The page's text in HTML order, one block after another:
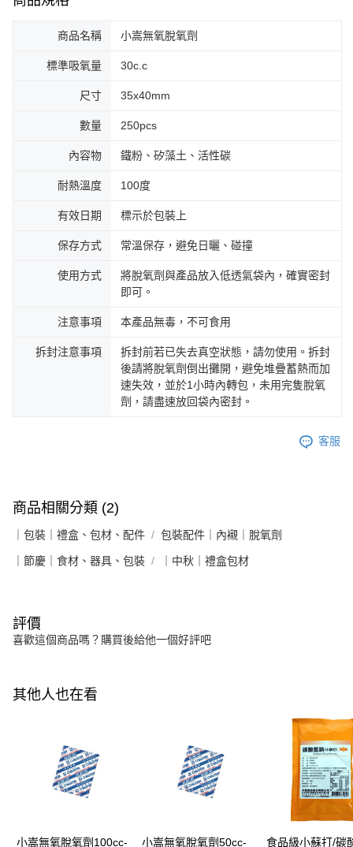
商品名稱 小嵩無氧脫氧劑
標準吸氧量 30c.c
尺寸 35x40mm
數量 250pcs
內容物 鐵粉、矽藻土、活性碳
耐熱溫度 100度
有效日期 標示於包裝上
保存方式 常溫保存，避免日曬、碰撞
使用方式
將脫氧劑與產品放入低透氣袋內，確實密封
即可。
注意事項 本產品無毒，不可食用
拆封注意事項
拆封前若已失去真空狀態，請勿使用。拆封
後請將脫氧劑倒出攤開，避免堆疊蓄熱而加
速失效，並於1小時內轉包，未用完隻脫氧
劑，請盡速放回袋內密封。
客服
商品相關分類 (2)
｜包裝｜禮盒、包材、配件 包裝配件｜內襯｜脫氧劑
｜節慶｜食材、器具、包裝 ｜中秋｜禮盒包材
評價
喜歡這個商品嗎？購買後給他一個好評吧
其他人也在看
小嵩無氧脫氧劑100cc- 小嵩無氧脫氧劑50cc- 食品級小蘇打/碳